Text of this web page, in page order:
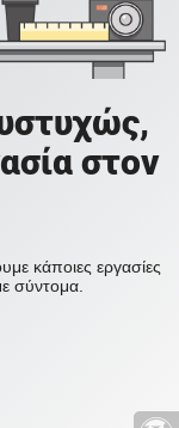
στον
κάποιες εργασίες
σύντομα.